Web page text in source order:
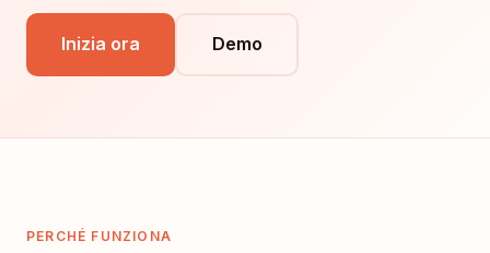
Inizia ora Demo
PERCHÉ FUNZIONA